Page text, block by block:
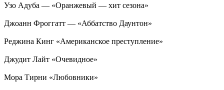
Узо Адуба — «Оранжевый — хит сезона»
Джоанн Фроггатт — «Аббатство Даунтон»
Реджина Кинг «Американское преступление»
Джудит Лайт «Очевидное»
Мора Тирни «Любовники»